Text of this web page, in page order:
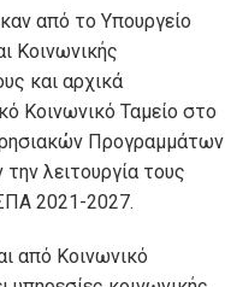
από το Υπουργείο
Κοινωνικής
και αρχικά
Κοινωνικό Ταμείο στο
Προγραμμάτων
λειτουργία τους
2021-2027.
από Κοινωνικό